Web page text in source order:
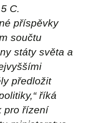
C.
příspěvky
součtu
státy světa a
předložit
říká
pro řízení